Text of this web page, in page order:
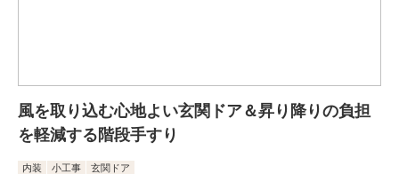
風を取り込む心地よい玄関ドア＆昇り降りの負担
を軽減する階段手すり
内装 小工事 玄関ドア